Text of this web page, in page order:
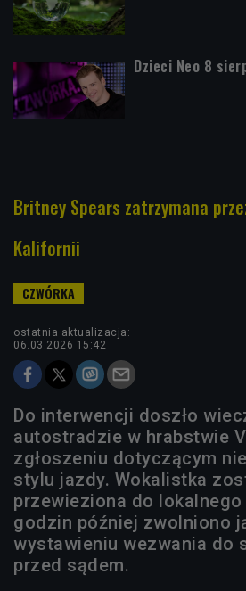
Dzieci Neo 8
Britney Spears zatrzymana
Kalifornii
ostatnia aktualizacja:
06.03.2026 15:42
Do interwencji doszło
autostradzie w hrabstwie
zgłoszeniu dotyczącym
stylu jazdy. Wokalistka
przewieziona do
godzin później zwolniono
wystawieniu wezwania do
przed sądem.